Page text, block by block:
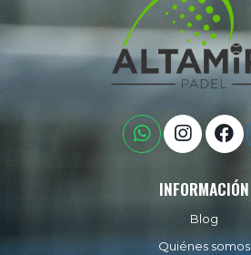
INFORMACIÓN
Blog
Quiénes somos